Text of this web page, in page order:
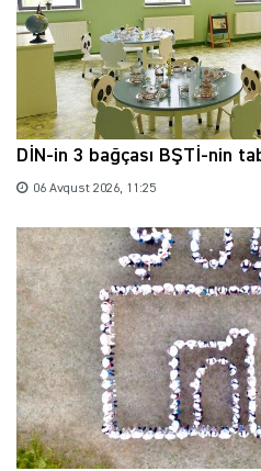
DİN-in 3 bağçası BŞTİ-nin
06 Avqust 2026, 11:25